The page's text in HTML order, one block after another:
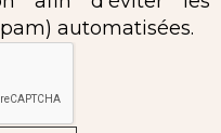
automatisées.